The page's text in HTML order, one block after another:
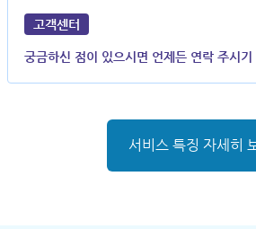
고객센터
궁금하신 점이 있으시면 언제든 연락 주시기
서비스 특징 자세히